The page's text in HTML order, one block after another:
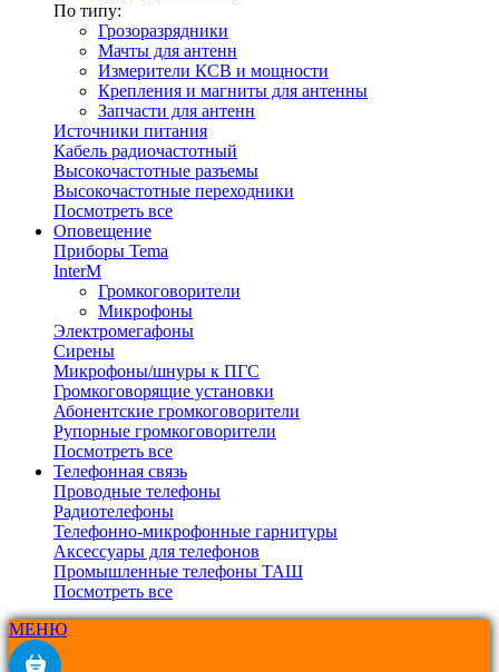
По типу:
Грозоразрядники
Мачты для антенн
Измерители КСВ и мощности
Крепления и магниты для антенны
Запчасти для антенн
Источники питания
Кабель радиочастотный
Высокочастотные разъемы
Высокочастотные переходники
Посмотреть все
Оповещение
Приборы Tema
InterM
Громкоговорители
Микрофоны
Электромегафоны
Сирены
Микрофоны/шнуры к ПГС
Громкоговорящие установки
Абонентские громкоговорители
Рупорные громкоговорители
Посмотреть все
Телефонная связь
Проводные телефоны
Радиотелефоны
Телефонно-микрофонные гарнитуры
Аксессуары для телефонов
Промышленные телефоны ТАШ
Посмотреть все
МЕНЮ